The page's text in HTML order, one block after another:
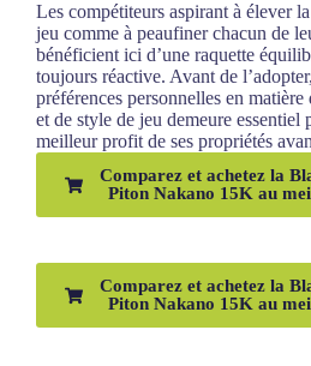
Les compétiteurs aspirant à élever
jeu comme à peaufiner chacun de
bénéficient ici d’une raquette
toujours réactive. Avant de
préférences personnelles en matière
et de style de jeu demeure essentiel
meilleur profit de ses propriétés
Comparez et achetez la
Piton Nakano 15K au